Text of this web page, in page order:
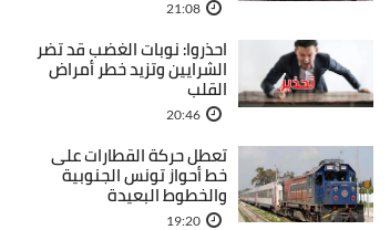
21:08
احذروا: نوبات الغضب قد تضر
الشرايين وتزيد خطر أمراض
القلب
20:46
تعطل حركة القطارات على
خط أحواز تونس الجنوبية
والخطوط البعيدة
19:20